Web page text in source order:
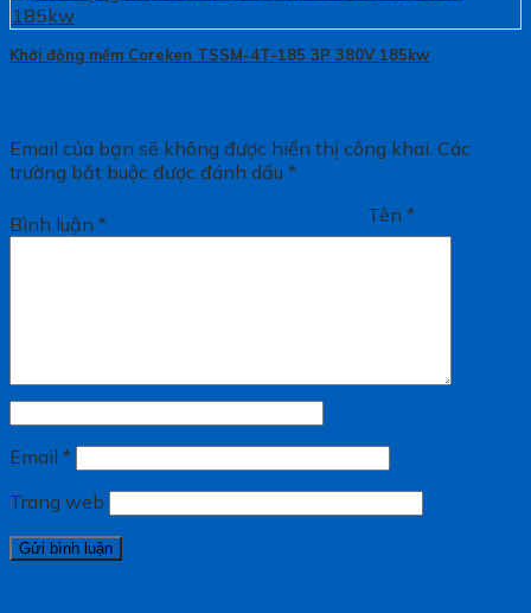
Khởi động mềm Coreken TSSM-4T-185 3P 380V 185kw
Email của bạn sẽ không được hiển thị công khai. Các
trường bắt buộc được đánh dấu *
Bình luận * Tên*
Email *
Trang web